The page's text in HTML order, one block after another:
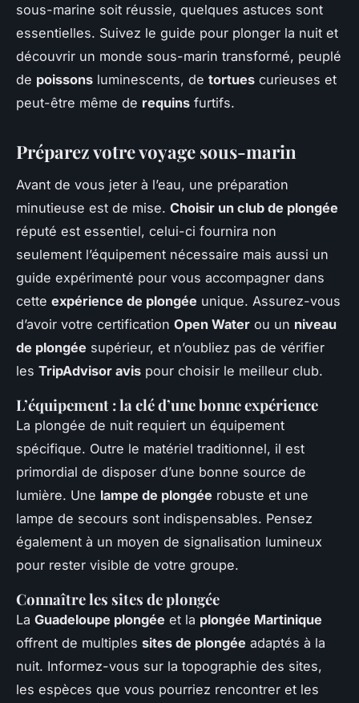
sous-marine soit réussie, quelques astuces sont
essentielles. Suivez le guide pour plonger la nuit et
découvrir un monde sous-marin transformé, peuplé
de poissons luminescents, de tortues curieuses et
peut-être même de requins furtifs.
Préparez votrevoyage sous-marin
Avant de vous jeter à l’eau, une préparation
minutieuse est de mise. Choisir un club de plongée
réputé est essentiel, celui-ci fournira non
seulement l’équipement nécessaire mais aussi un
guide expérimenté pour vous accompagner dans
cette expérience de plongée unique. Assurez-vous
d’avoir votre certification Open Water ou un niveau
de plongée supérieur, et n’oubliez pas de vérifier
les TripAdvisor avis pour choisir le meilleur club.
L’équipement : la clé d’une bonneexpérience
La plongée de nuit requiert un équipement
spécifique. Outre le matériel traditionnel, il est
primordial de disposer d’une bonne source de
lumière. Une lampe de plongée robuste et une
lampe de secours sont indispensables. Pensez
également à un moyen de signalisation lumineux
pour rester visible de votre groupe.
Connaître les sites de plongée
La Guadeloupe plongée et la plongée Martinique
offrent de multiples sites de plongée adaptés à la
nuit. Informez-vous sur la topographie des sites,
les espèces que vous pourriez rencontrer et les